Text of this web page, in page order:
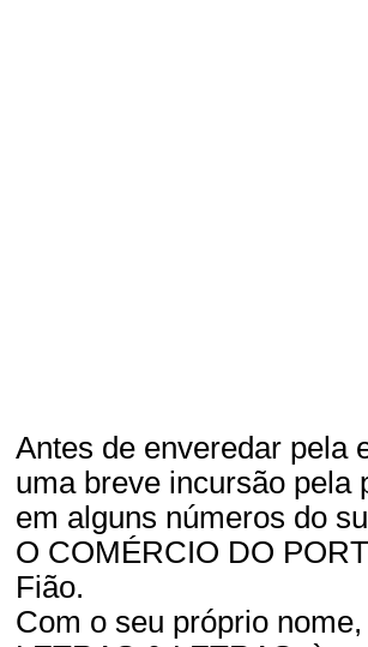
Antes de enveredar pela
uma breve incursão pela
em alguns números do
O COMÉRCIO DO
Fião.
Com o seu próprio